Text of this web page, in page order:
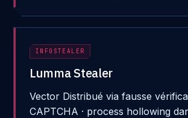
INFOSTEALER
Lumma Stealer
Vector Distribué via fausse
CAPTCHA · process hollowing